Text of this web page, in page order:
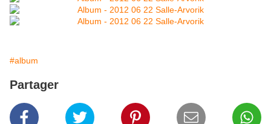
#album
Partager